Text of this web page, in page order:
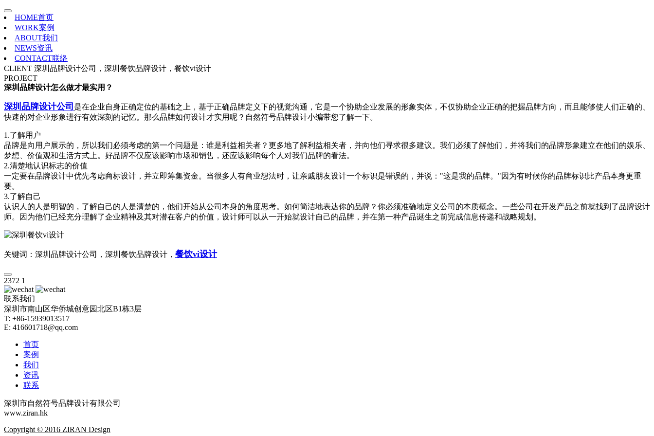
HOME首页
WORK案例
ABOUT我们
NEWS资讯
CONTACT联络
CLIENT 深圳品牌设计公司，深圳餐饮品牌设计，餐饮vi设计
PROJECT
深圳品牌设计怎么做才最实用？
深圳品牌设计公司 是在企业自身正确定位的基础之上，基于正确品牌定义下的视觉沟通，它是一个协助企业发展的形象实体，不仅协助企业正确的把握品牌方向，而且能够使人们正确的、
快速的对企业形象进行有效深刻的记忆。那么品牌如何设计才实用呢？自然符号品牌设计小编带您了解一下。
1.了解用户
品牌是向用户展示的，所以我们必须考虑的第一个问题是：谁是利益相关者？更多地了解利益相关者，并向他们寻求很多建议。我们必须了解他们，并将我们的品牌形象建立在他们的娱乐、
梦想、价值观和生活方式上。好品牌不仅应该影响市场和销售，还应该影响每个人对我们品牌的看法。
2.清楚地认识标志的价值
一定要在品牌设计中优先考虑商标设计，并立即筹集资金。当很多人有商业想法时，让亲戚朋友设计一个标识是错误的，并说："这是我的品牌。"因为有时候你的品牌标识比产品本身更重
要。
3.了解自己
认识人的人是明智的，了解自己的人是清楚的，他们开始从公司本身的角度思考。如何简洁地表达你的品牌？你必须准确地定义公司的本质概念。一些公司在开发产品之前就找到了品牌设计
师。因为他们已经充分理解了企业精神及其对潜在客户的价值，设计师可以从一开始就设计自己的品牌，并在第一种产品诞生之前完成信息传递和战略规划。
关键词：深圳品牌设计公司，深圳餐饮品牌设计， 餐饮vi设计
2372 1
联系我们
深圳市南山区华侨城创意园北区B1栋3层
T: +86-15939013517
E: 416601718@qq.com
首页
案例
我们
资讯
联系
深圳市自然符号品牌设计有限公司
www.ziran.hk
Copyright © 2016 ZIRAN Design